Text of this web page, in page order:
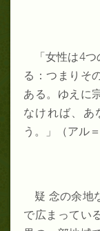
「女性は4つ
る：つまりそ
ある。ゆえに
なければ、あ
う。」（アル
疑 念の余地
で広まってい